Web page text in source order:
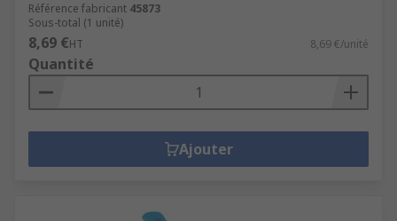
Référence fabricant 45873
Sous-total (1 unité)
8,69 €HT 8,69 €/unité
Quantité
Ajouter